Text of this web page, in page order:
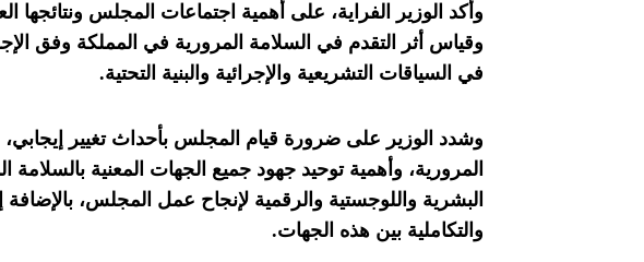
وأكد الوزير الفراية، على أهمية اجتماعات المجلس ونتائجها
وقياس أثر التقدم في السلامة المرورية في المملكة وفق
في السياقات التشريعية والإجرائية والبنية التحتية.
وشدد الوزير على ضرورة قيام المجلس بأحداث تغيير
المرورية، وأهمية توحيد جهود جميع الجهات المعنية بالسلامة
البشرية واللوجستية والرقمية لإنجاح عمل المجلس،
والتكاملية بين هذه الجهات.